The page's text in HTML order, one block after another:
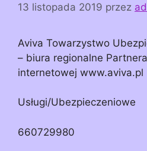
13 listopada 2019 przez
Aviva Towarzystwo
– biura regionalne
internetowej www.aviva.pl
Usługi/Ubezpieczeniowe
660729980